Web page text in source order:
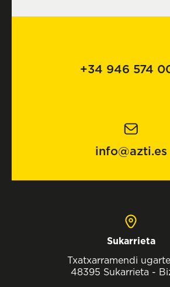
+34 946 574
info@azti.es
Sukarrieta
Txatxarramendi
48395 Sukarrieta -